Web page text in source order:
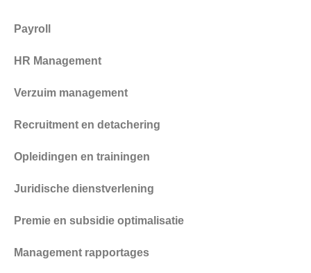
Payroll
HR Management
Verzuim management
Recruitment en detachering
Opleidingen en trainingen
Juridische dienstverlening
Premie en subsidie optimalisatie
Management rapportages